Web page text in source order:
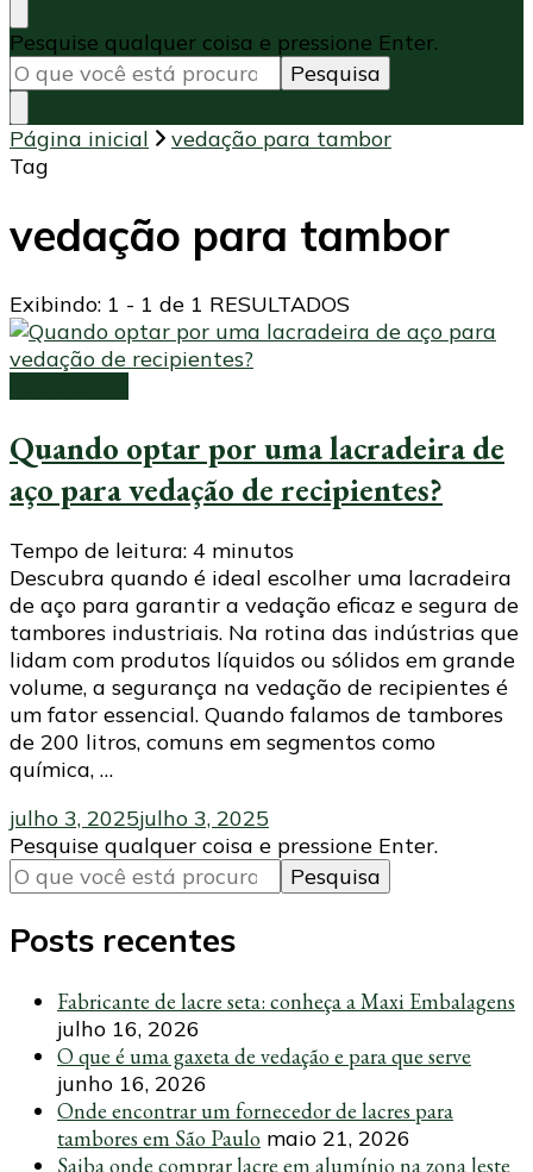
Procurando
algo?
Pesquise qualquer coisa e pressione Enter.
Página inicial
vedação para tambor
Tag
vedação para tambor
Exibindo: 1 - 1 de 1 RESULTADOS
Quando optar por uma lacradeira de
aço para vedação de recipientes?
Tempo de leitura: 4 minutos
Descubra quando é ideal escolher uma lacradeira
de aço para garantir a vedação eficaz e segura de
tambores industriais. Na rotina das indústrias que
lidam com produtos líquidos ou sólidos em grande
volume, a segurança na vedação de recipientes é
um fator essencial. Quando falamos de tambores
de 200 litros, comuns em segmentos como
química, …
julho 3, 2025julho 3, 2025
Procurando
algo?
Pesquise qualquer coisa e pressione Enter.
Posts recentes
Fabricante de lacre seta: conheça a Maxi Embalagens
julho 16, 2026
O que é uma gaxeta de vedação e para que serve
junho 16, 2026
Onde encontrar um fornecedor de lacres para
tambores em São Paulo maio 21, 2026
Saiba onde comprar lacre em alumínio na zona leste